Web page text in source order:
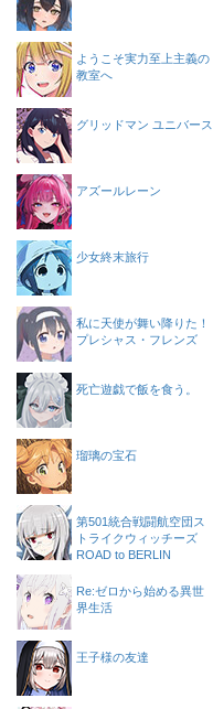
ようこそ実力至上主義の
教室へ
グリッドマン ユニバース
アズールレーン
少女終末旅行
私に天使が舞い降りた！
プレシャス・フレンズ
死亡遊戯で飯を食う。
瑠璃の宝石
第501統合戦闘航空団ス
トライクウィッチーズ
ROAD to BERLIN
Re:ゼロから始める異世
界生活
王子様の友達